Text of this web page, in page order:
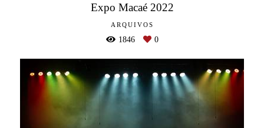
Expo Macaé 2022
ARQUIVOS
1846 0